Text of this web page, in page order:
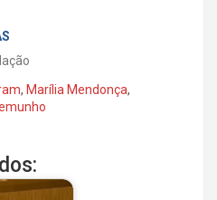
, Marília Mendonça,